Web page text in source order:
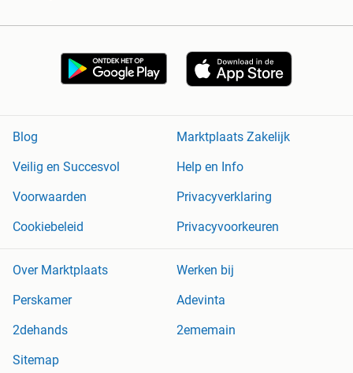
Blog
Marktplaats Zakelijk
Veilig en Succesvol
Help en Info
Voorwaarden
Privacyverklaring
Cookiebeleid
Privacyvoorkeuren
Over Marktplaats
Werken bij
Perskamer
Adevinta
2dehands
2ememain
Sitemap